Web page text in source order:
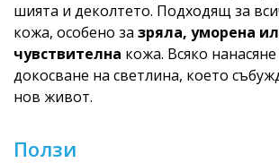
шията и деколтето. Подходящ за
кожа, особено за зряла, уморена
чувствителна кожа. Всяко
докосване на светлина, което
нов живот.
Ползи